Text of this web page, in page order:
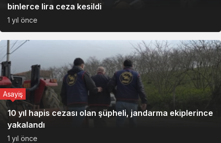
binlerce lira ceza kesildi
1 yıl önce
10 yıl hapis cezası olan şüpheli, jandarma ekiplerince
yakalandı
Asayiş
1 yıl önce